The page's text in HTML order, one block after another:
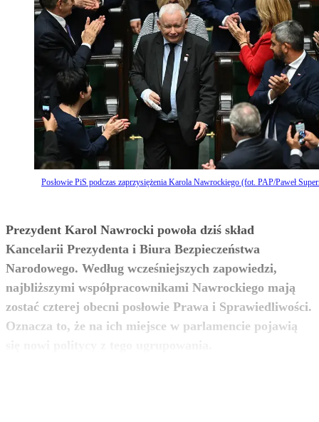
Posłowie PiS podczas zaprzysiężenia Karola Nawrockiego (fot. PAP/Paweł
Prezydent Karol Nawrocki powoła dziś skład
Kancelarii Prezydenta i Biura Bezpieczeństwa
Narodowego. Według wcześniejszych zapowiedzi,
najbliższymi współpracownikami Nawrockiego mają
zostać czterej obecni posłowie Prawa i Sprawiedliwości.
Oznacza to, że na ich miejsce w parlamencie pojawią
zobacz więcej